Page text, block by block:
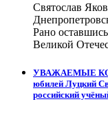
Святослав
Рано
Великой
УВАЖАЕМЫЕ
юбилей Луцкий
российский